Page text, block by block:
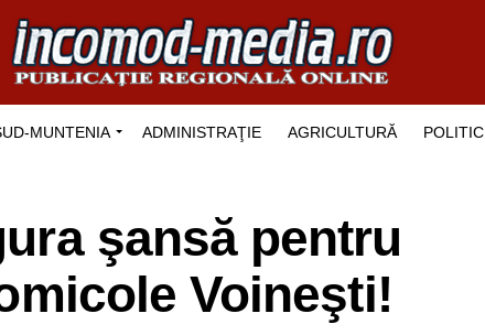
MUNTENIA ADMINISTRAŢIE AGRICULTURĂ POLITIC
şansă pentru
Voineşti!